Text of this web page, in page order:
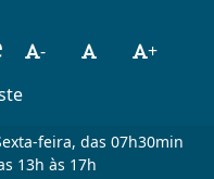
-
+
feira, das 07h30min
13h às 17h